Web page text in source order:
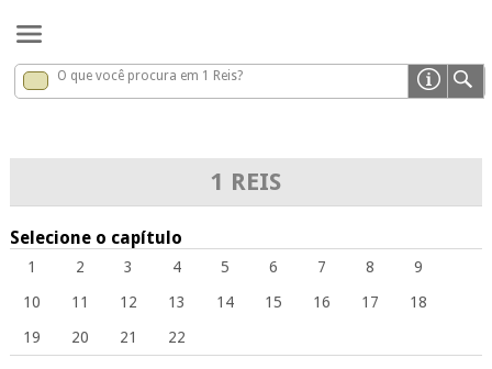
1 Reis x
O que você procura em 1 Reis?
1 REIS
Selecione o capítulo
1 2 3 4 5 6 7 8
9
10
11 12 13 14 15 16 17
18
19
20 21 22